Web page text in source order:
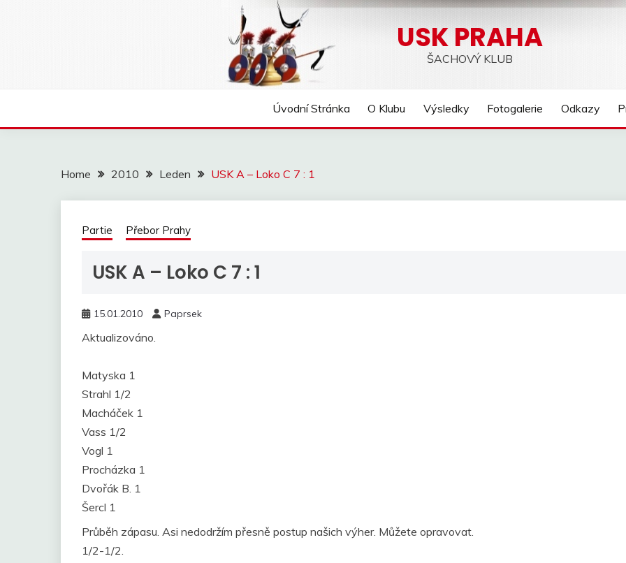
USK PRAHA
ŠACHOVÝ KLUB
Úvodní Stránka O Klubu Výsledky Fotogalerie Odkazy
Home 2010 Leden USK A – Loko C 7 : 1
Partie Přebor Prahy
USK A – Loko C 7 : 1
15.01.2010 Paprsek
Aktualizováno.
Matyska 1
Strahl 1/2
Macháček 1
Vass 1/2
Vogl 1
Procházka 1
Dvořák B. 1
Šercl 1
Průběh zápasu. Asi nedodržím přesně postup našich výher. Můžete opravovat.
1/2-1/2.